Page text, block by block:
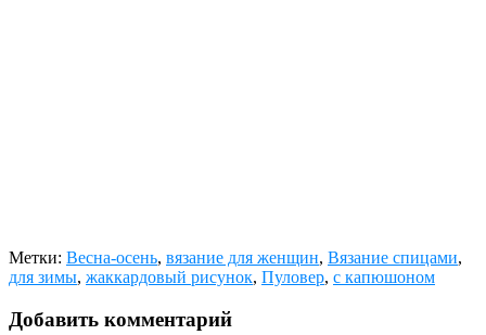
Метки: Весна-осень, вязание для женщин, Вязание спицами,
для зимы, жаккардовый рисунок, Пуловер, с капюшоном
Добавить комментарий